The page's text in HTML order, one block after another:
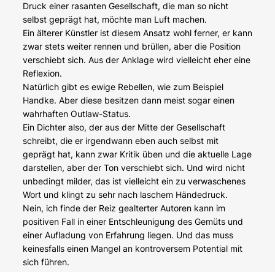
Druck einer rasanten Gesellschaft, die man so nicht
selbst geprägt hat, möchte man Luft machen.
Ein älterer Künstler ist diesem Ansatz wohl ferner, er kann
zwar stets weiter rennen und brüllen, aber die Position
verschiebt sich. Aus der Anklage wird vielleicht eher eine
Reflexion.
Natürlich gibt es ewige Rebellen, wie zum Beispiel
Handke. Aber diese besitzen dann meist sogar einen
wahrhaften Outlaw-Status.
Ein Dichter also, der aus der Mitte der Gesellschaft
schreibt, die er irgendwann eben auch selbst mit
geprägt hat, kann zwar Kritik üben und die aktuelle Lage
darstellen, aber der Ton verschiebt sich. Und wird nicht
unbedingt milder, das ist vielleicht ein zu verwaschenes
Wort und klingt zu sehr nach laschem Händedruck.
Nein, ich finde der Reiz gealterter Autoren kann im
positiven Fall in einer Entschleunigung des Gemüts und
einer Aufladung von Erfahrung liegen. Und das muss
keinesfalls einen Mangel an kontroversem Potential mit
sich führen.